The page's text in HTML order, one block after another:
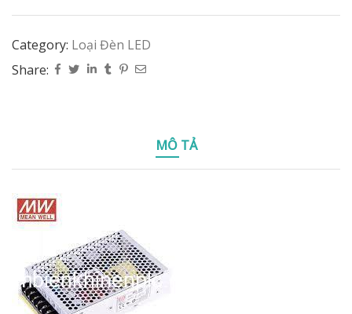
Category: Loại Đèn LED
Share:
MÔ TẢ